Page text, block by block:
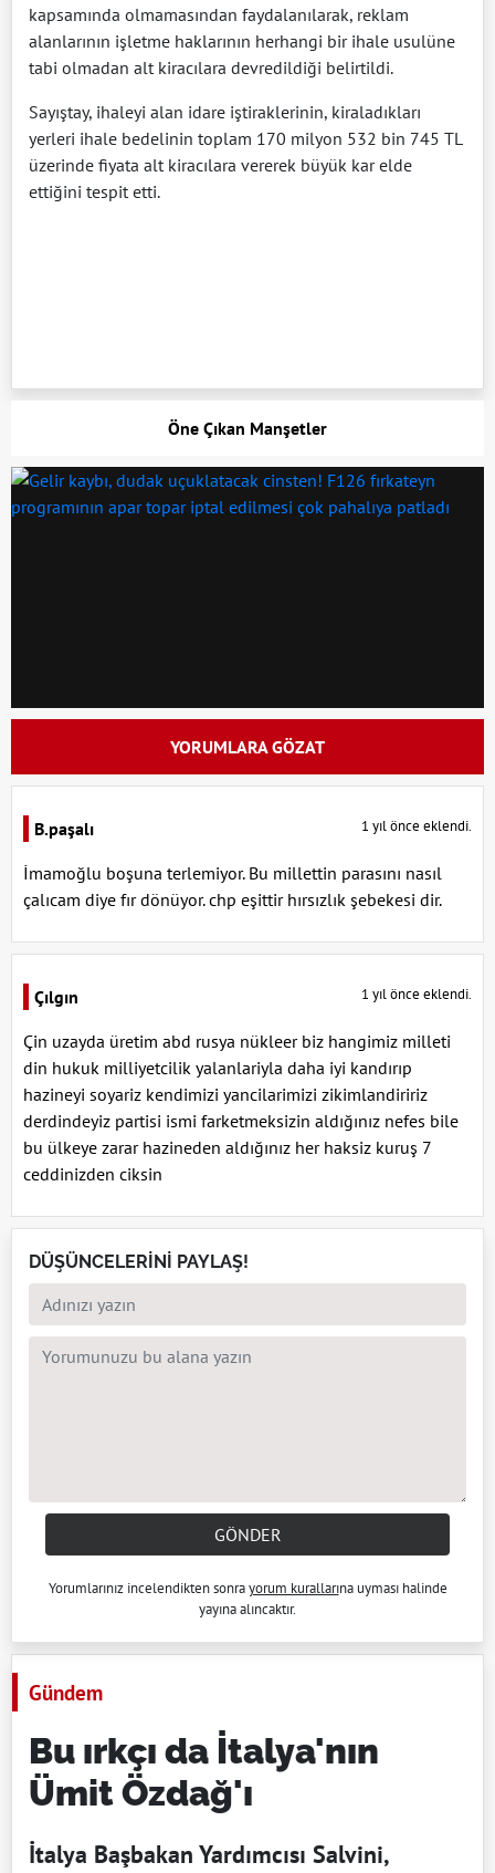
kapsamında olmamasından faydalanılarak, reklam
alanlarının işletme haklarının herhangi bir ihale usulüne
tabi olmadan alt kiracılara devredildiği belirtildi.
Sayıştay, ihaleyi alan idare iştiraklerinin, kiraladıkları
yerleri ihale bedelinin toplam 170 milyon 532 bin 745 TL
üzerinde fiyata alt kiracılara vererek büyük kar elde
ettiğini tespit etti.
Öne Çıkan Manşetler
YORUMLARA GÖZAT
B.paşalı 1 yıl önce eklendi.
İmamoğlu boşuna terlemiyor. Bu millettin parasını nasıl
çalıcam diye fır dönüyor. chp eşittir hırsızlık şebekesi dir.
Çılgın 1 yıl önce eklendi.
Çin uzayda üretim abd rusya nükleer biz hangimiz milleti
din hukuk milliyetcilik yalanlariyla daha iyi kandırıp
hazineyi soyariz kendimizi yancilarimizi zikimlandiririz
derdindeyiz partisi ismi farketmeksizin aldığınız nefes bile
bu ülkeye zarar hazineden aldığınız her haksiz kuruş 7
ceddinizden ciksin
DÜŞÜNCELERİNİ PAYLAŞ!
GÖNDER
Yorumlarınız incelendikten sonrayorum kurallarına uyması halinde
yayına alıncaktır.
Gündem
Bu ırkçı da İtalya'nın
Ümit Özdağ'ı
İtalya Başbakan Yardımcısı Salvini,